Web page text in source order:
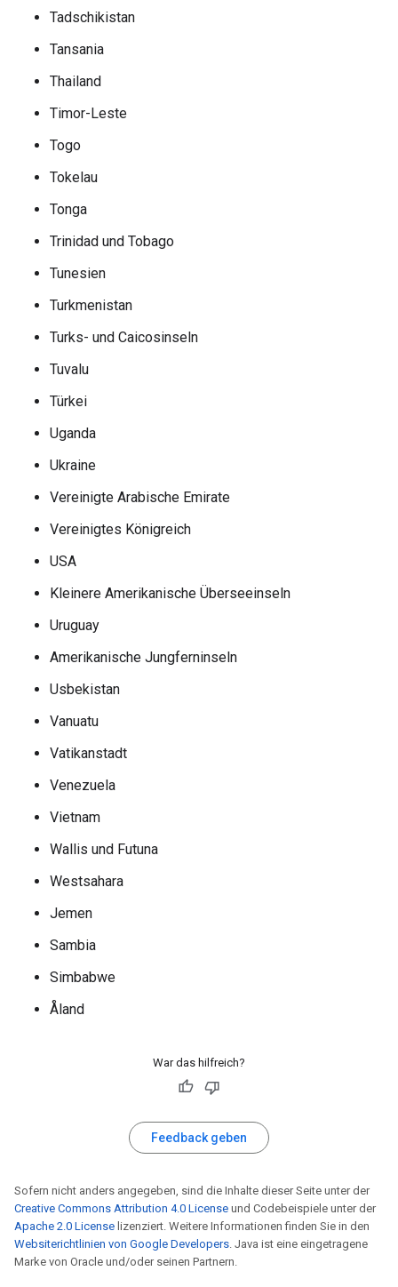
Tadschikistan
Tansania
Thailand
Timor-Leste
Togo
Tokelau
Tonga
Trinidad und Tobago
Tunesien
Turkmenistan
Turks- und Caicosinseln
Tuvalu
Türkei
Uganda
Ukraine
Vereinigte Arabische Emirate
Vereinigtes Königreich
USA
Kleinere Amerikanische Überseeinseln
Uruguay
Amerikanische Jungferninseln
Usbekistan
Vanuatu
Vatikanstadt
Venezuela
Vietnam
Wallis und Futuna
Westsahara
Jemen
Sambia
Simbabwe
Åland
War das hilfreich?
Feedback geben
Sofern nicht anders angegeben, sind die Inhalte dieser Seite unter der
Creative Commons Attribution 4.0 License und Codebeispiele unter der
Apache 2.0 License lizenziert. Weitere Informationen finden Sie in den
Websiterichtlinien von Google Developers. Java ist eine eingetragene
Marke von Oracle und/oder seinen Partnern.